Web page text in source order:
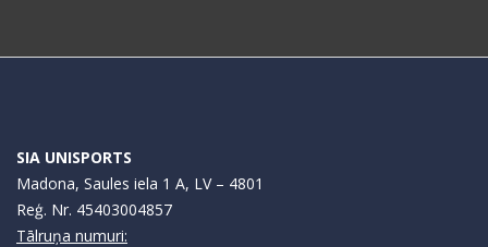
SIA UNISPORTS
Madona, Saules iela 1 A, LV – 4801
Reģ. Nr. 45403004857
Tālruņa numuri: